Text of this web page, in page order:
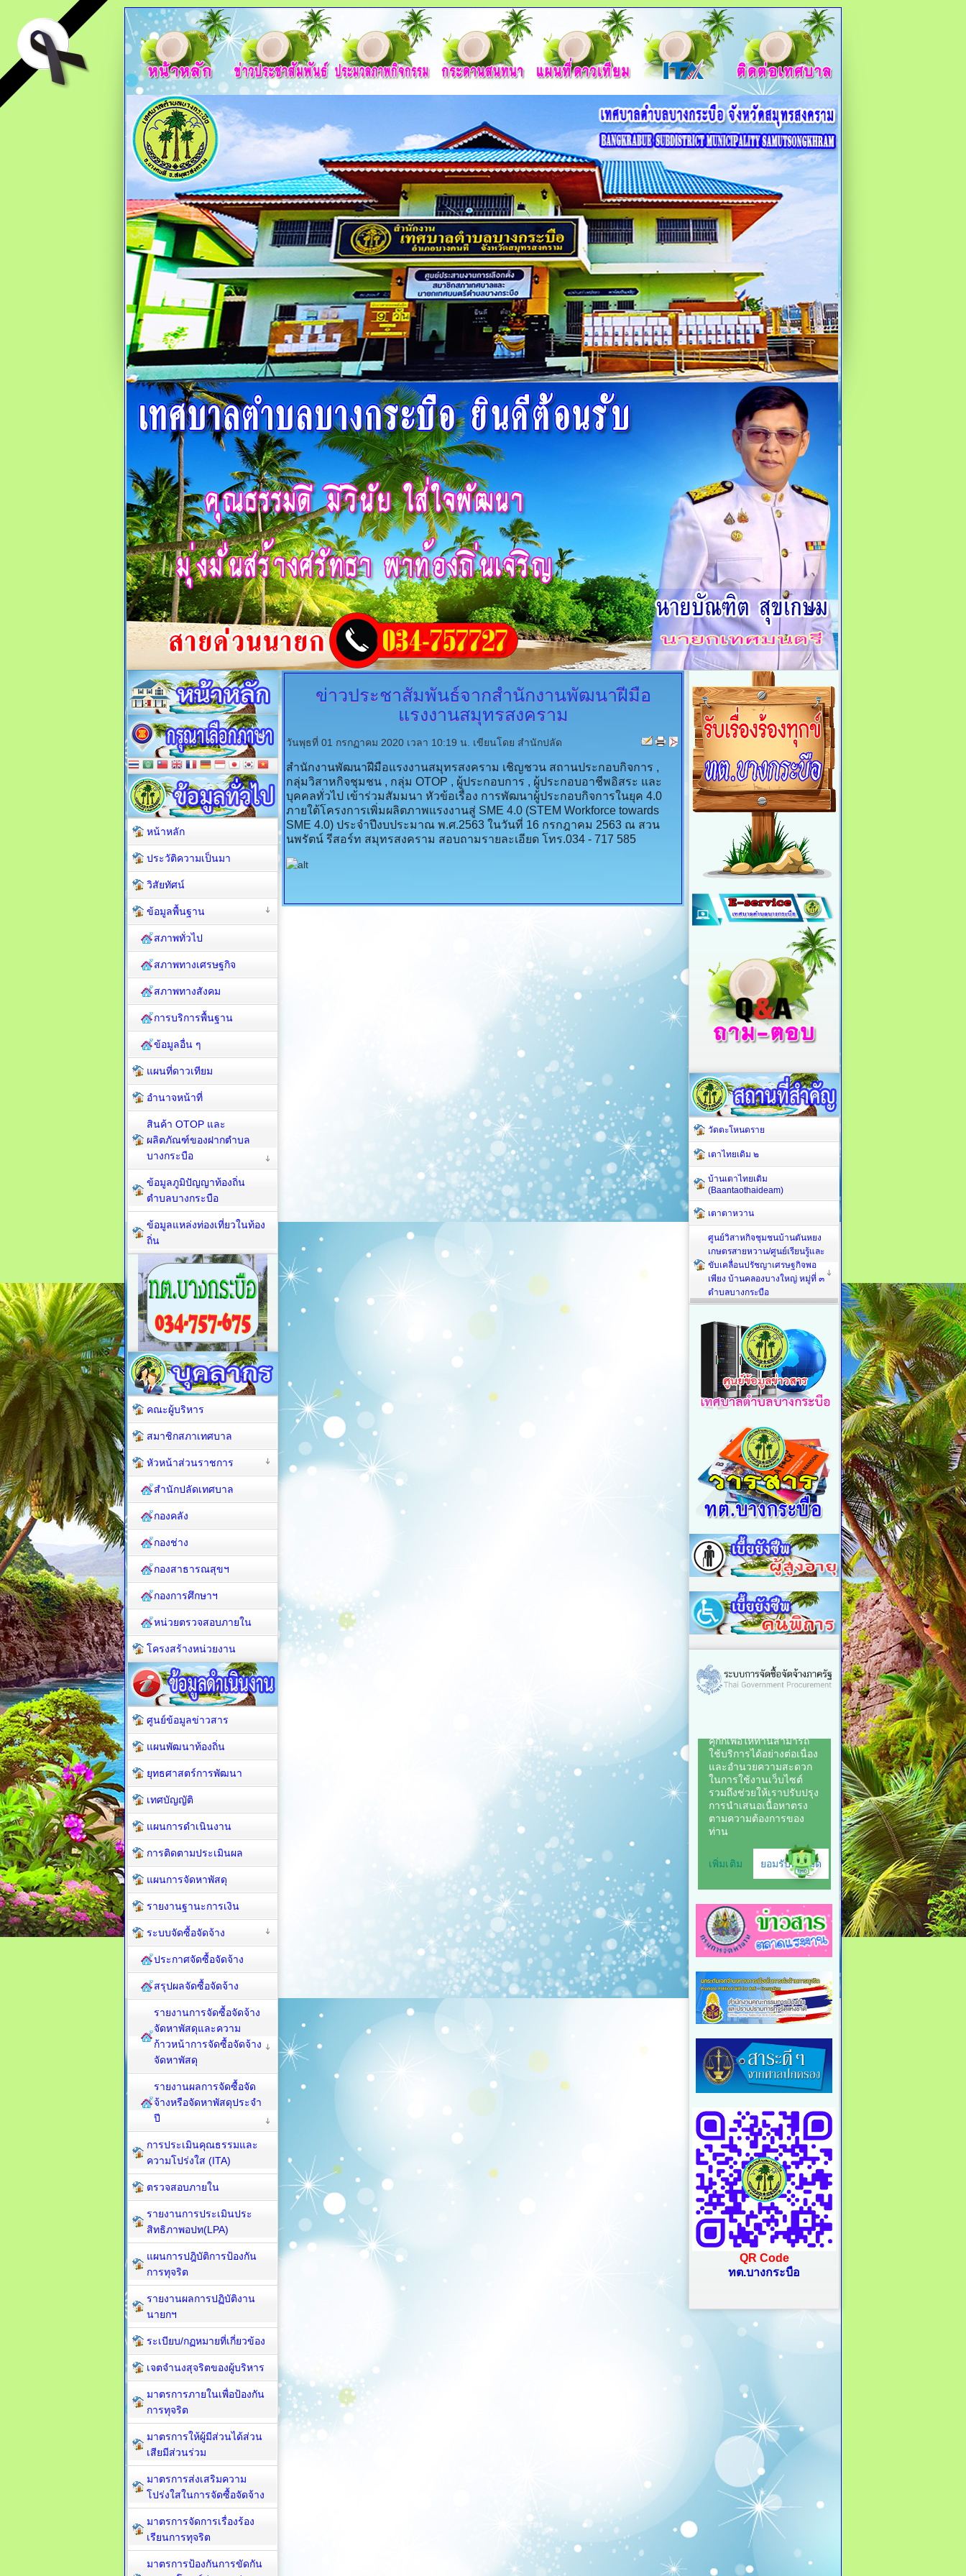
ข่าวประชาสัมพันธ์จากสำนักงานพัฒนาฝีมือ
แรงงานสมุทรสงคราม
วันพุธที่ 01 กรกฏาคม 2020 เวลา 10:19 น. เขียนโดย สำนักปลัด
สำนักงานพัฒนาฝีมือแรงงานสมุทรสงคราม เชิญชวน สถานประกอบกิจการ ,
กลุ่มวิสาหกิจชุมชน , กลุ่ม OTOP , ผู้ประกอบการ , ผู้ประกอบอาชีพอิสระ และ
บุคคลทั่วไป เข้าร่วมสัมมนา หัวข้อเรื่อง การพัฒนาผู้ประกอบกิจการในยุค 4.0
ภายใต้โครงการเพิ่มผลิตภาพแรงงานสู่ SME 4.0 (STEM Workforce towards
SME 4.0) ประจำปีงบประมาณ พ.ศ.2563 ในวันที่ 16 กรกฎาคม 2563 ณ สวน
นพรัตน์ รีสอร์ท สมุทรสงคราม สอบถามรายละเอียด โทร.034 - 717 585
หน้าหลัก
ประวัติความเป็นมา
วิสัยทัศน์
ข้อมูลพื้นฐาน
สภาพทั่วไป
สภาพทางเศรษฐกิจ
สภาพทางสังคม
การบริการพื้นฐาน
ข้อมูลอื่น ๆ
แผนที่ดาวเทียม
อำนาจหน้าที่
สินค้า OTOP และ
ผลิตภัณฑ์ของฝากตำบล
บางกระบือ
ข้อมูลภูมิปัญญาท้องถิ่น
ตำบลบางกระบือ
ข้อมูลแหล่งท่องเที่ยวในท้อง
ถิ่น
คณะผู้บริหาร
สมาชิกสภาเทศบาล
หัวหน้าส่วนราชการ
สำนักปลัดเทศบาล
กองคลัง
กองช่าง
กองสาธารณสุขฯ
กองการศึกษาฯ
หน่วยตรวจสอบภายใน
โครงสร้างหน่วยงาน
ศูนย์ข้อมูลข่าวสาร
แผนพัฒนาท้องถิ่น
ยุทธศาสตร์การพัฒนา
เทศบัญญัติ
แผนการดำเนินงาน
การติดตามประเมินผล
แผนการจัดหาพัสดุ
รายงานฐานะการเงิน
ระบบจัดซื้อจัดจ้าง
ประกาศจัดซื้อจัดจ้าง
สรุปผลจัดซื้อจัดจ้าง
รายงานการจัดซื้อจัดจ้าง
จัดหาพัสดุและความ
ก้าวหน้าการจัดซื้อจัดจ้าง
จัดหาพัสดุ
รายงานผลการจัดซื้อจัด
จ้างหรือจัดหาพัสดุประจำ
ปี
การประเมินคุณธรรมและ
ความโปร่งใส (ITA)
ตรวจสอบภายใน
รายงานการประเมินประ
สิทธิภาพอปท(LPA)
แผนการปฎิบัติการป้องกัน
การทุจริต
รายงานผลการปฏิบัติงาน
นายกฯ
ระเบียบ/กฏหมายที่เกี่ยวข้อง
เจตจำนงสุจริตของผู้บริหาร
มาตรการภายในเพื่อป้องกัน
การทุจริต​
มาตรการให้ผู้มีส่วนได้ส่วน
เสียมีส่วนร่วม
มาตรการส่งเสริมความ
โปร่งใสในการจัดซื้อจัดจ้าง
มาตรการจัดการเรื่องร้อง
เรียนการทุจริต
มาตรการป้องกันการขัดกัน
วัดตะโหนดราย
เตาไทยเดิม ๒
บ้านเตาไทยเดิม
(Baantaothaideam)
เตาตาหวาน
ศูนย์วิสาหกิจชุมชนบ้านตันหยง
เกษตรสายหวาน/ศูนย์เรียนรู้และ
ขับเคลื่อนปรัชญาเศรษฐกิจพอ
เพียง บ้านคลองบางใหญ่ หมู่ที่ ๓
ตำบลบางกระบือ
QR Code
ทต.บางกระบือ